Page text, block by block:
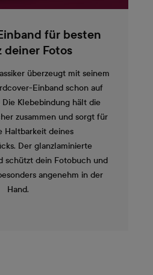
für besten
deiner Fotos
überzeugt mit seinem
Einband schon auf
Klebebindung hält die
zusammen und sorgt für
Haltbarkeit deines
Der glanzlaminierte
schützt dein Fotobuch und
angenehm in der
Hand.